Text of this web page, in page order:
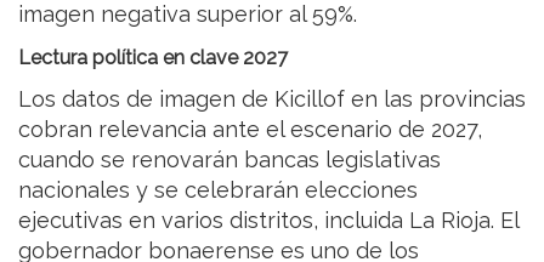
imagen negativa superior al 59%.
Lectura política en clave 2027
Los datos de imagen de Kicillof en las provincias
cobran relevancia ante el escenario de 2027,
cuando se renovarán bancas legislativas
nacionales y se celebrarán elecciones
ejecutivas en varios distritos, incluida La Rioja. El
gobernador bonaerense es uno de los